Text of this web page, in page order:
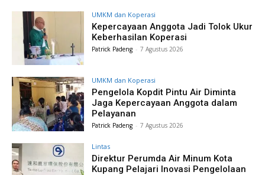
UMKM dan Koperasi
Kepercayaan Anggota Jadi Tolok Ukur
Keberhasilan Koperasi
Patrick Padeng - 7 Agustus 2026
UMKM dan Koperasi
Pengelola Kopdit Pintu Air Diminta
Jaga Kepercayaan Anggota dalam
Pelayanan
Patrick Padeng - 7 Agustus 2026
Lintas
Direktur Perumda Air Minum Kota
Kupang Pelajari Inovasi Pengelolaan